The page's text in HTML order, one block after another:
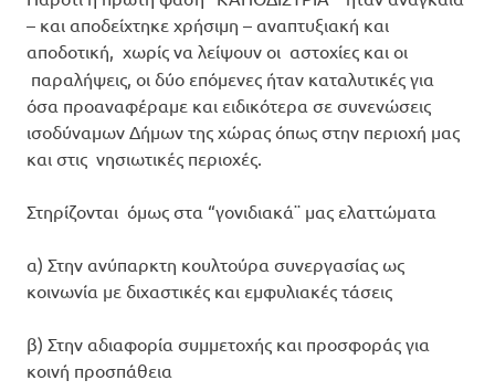
– και αποδείχτηκε χρήσιμη – αναπτυξιακή και
αποδοτική,
χωρίς να λείψουν οι αστοχίες και οι
παραλήψεις, οι δύο επόμενες ήταν καταλυτικές για
όσα προαναφέραμε και ειδικότερα σε συνενώσεις
ισοδύναμων Δήμων της χώρας όπως στην περιοχή μας
και στις νησιωτικές περιοχές.
Στηρίζονται όμως στα “γονιδιακά¨ μας ελαττώματα
α) Στην ανύπαρκτη κουλτούρα συνεργασίας ως
κοινωνία με διχαστικές και εμφυλιακές τάσεις
β) Στην αδιαφορία συμμετοχής και προσφοράς για
κοινή προσπάθεια